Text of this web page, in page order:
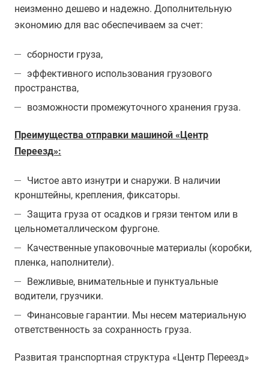
неизменно дешево и надежно. Дополнительную
экономию для вас обеспечиваем за счет:
сборности груза,
эффективного использования грузового
пространства,
возможности промежуточного хранения груза.
Преимущества отправки машиной «Центр
Переезд»:
Чистое авто изнутри и снаружи. В наличии
кронштейны, крепления, фиксаторы.
Защита груза от осадков и грязи тентом или в
цельнометаллическом фургоне.
Качественные упаковочные материалы (коробки,
пленка, наполнители).
Вежливые, внимательные и пунктуальные
водители, грузчики.
Финансовые гарантии. Мы несем материальную
ответственность за сохранность груза.
Развитая транспортная структура «Центр Переезд»